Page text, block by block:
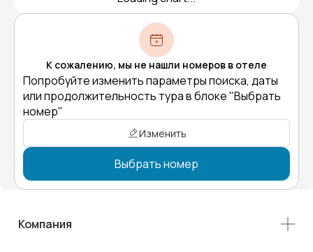
К сожалению, мы не нашли номеров в отеле
Попробуйте изменить параметры поиска, даты
или продолжительность тура в блоке "Выбрать
номер"
Изменить
Выбрать номер
Компания